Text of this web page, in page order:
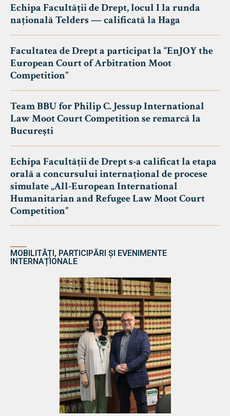
Echipa Facultății de Drept, locul I la runda
națională Telders — calificată la Haga
Facultatea de Drept a participat la “EnJOY the
European Court of Arbitration Moot
Competition”
Team BBU for Philip C. Jessup International
Law Moot Court Competition se remarcă la
București
Echipa Facultății de Drept s-a calificat la etapa
orală a concursului internațional de procese
simulate „All-European International
Humanitarian and Refugee Law Moot Court
Competition”
MOBILITĂȚI, PARTICIPĂRI ȘI EVENIMENTE
INTERNAȚIONALE